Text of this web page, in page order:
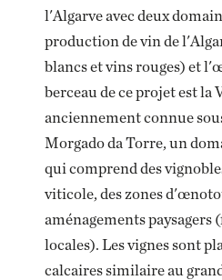
l'Algarve avec deux
production de vin de
blancs et vins rouges) et
berceau de ce projet est la
anciennement connue
Morgado da Torre, un
qui comprend des
viticole, des zones
aménagements paysagers
locales). Les vignes sont
calcaires similaire au